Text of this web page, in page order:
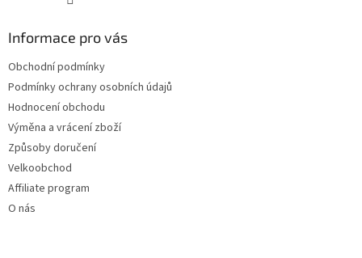
Informace pro vás
Obchodní podmínky
Podmínky ochrany osobních údajů
Hodnocení obchodu
Výměna a vrácení zboží
Způsoby doručení
Velkoobchod
Affiliate program
O nás